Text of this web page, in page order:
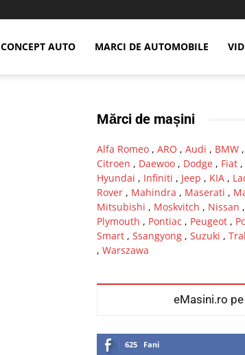
CONCEPT AUTO MARCI DE AUTOMOBILE
Mărci de mașini
Alfa Romeo, ARO , Audi , BMW,
Citroen , Daewoo, Dodge, Fiat,
Hyundai , Infiniti , Jeep , KIA,
Rover, Mahindra , Maserati ,
Mitsubishi , Moskvitch , Nissan ,
Plymouth , Pontiac , Peugeot,
Smart, Ssangyong, Suzuki ,
, Warszawa
eMasini.ro
625 Fani